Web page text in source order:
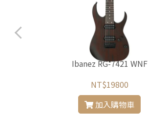
Ibanez RG-7421 WNF
NT$19800
加入購物車